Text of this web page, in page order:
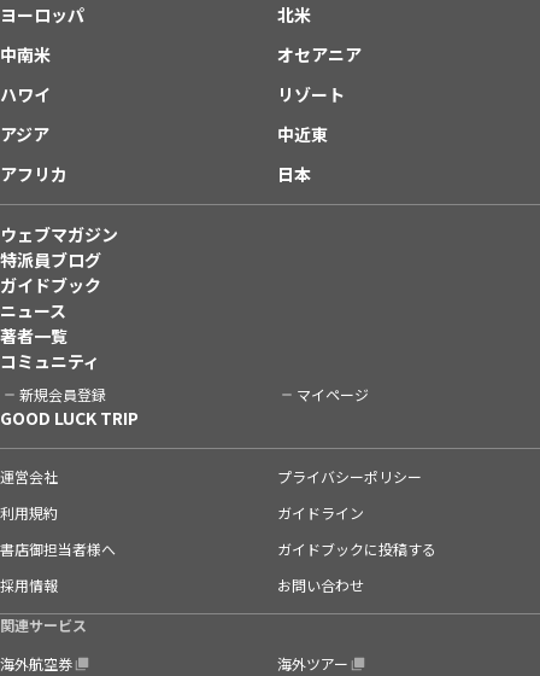
ヨーロッパ
北米
中南米
オセアニア
ハワイ
リゾート
アジア
中近東
アフリカ
日本
ウェブマガジン
特派員ブログ
ガイドブック
ニュース
著者一覧
コミュニティ
新規会員登録 マイページ
GOOD LUCK TRIP
運営会社
プライバシーポリシー
利用規約
ガイドライン
書店御担当者様へ
ガイドブックに投稿する
採用情報
お問い合わせ
関連サービス
海外航空券
海外ツアー